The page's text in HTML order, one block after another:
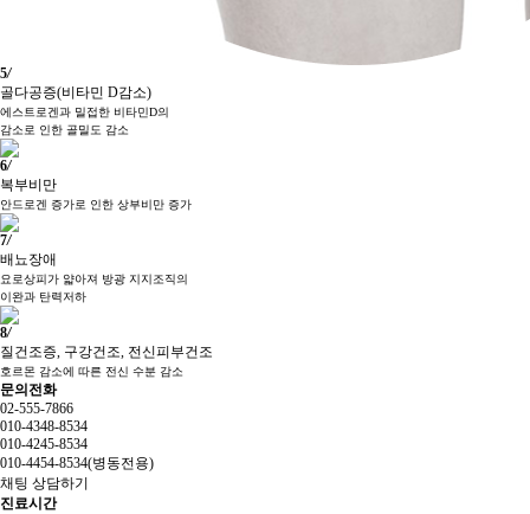
5/
골다공증(비타민 D감소)
에스트로겐과 밀접한 비타민D의
감소로 인한 골밀도 감소
6/
복부비만
안드로겐 증가로 인한 상부비만 증가
7/
배뇨장애
요로상피가 얇아져 방광 지지조직의
이완과 탄력저하
8/
질건조증, 구강건조, 전신피부건조
호르몬 감소에 따른 전신 수분 감소
문의전화
02-555-7866
010-4348-8534
010-4245-8534
010-4454-8534(병동전용)
채팅 상담하기
진료시간